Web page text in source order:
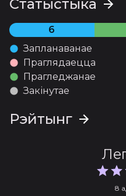
Статыстыка
6
Запланаванае
Праглядаецца
Прагледжанае
Закінутае
Рэйтынг
8